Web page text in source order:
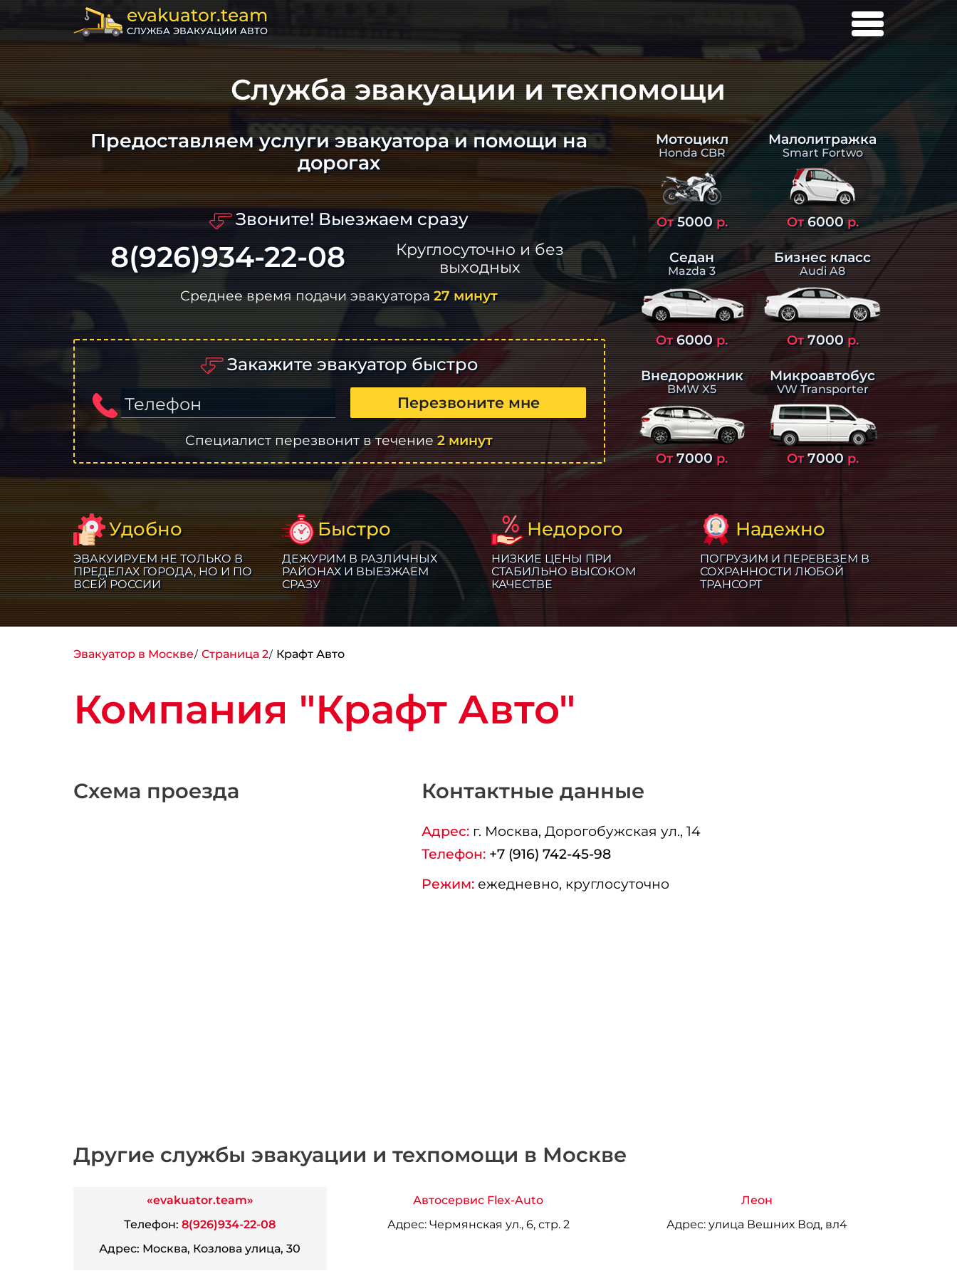
evakuator.team
СЛУЖБА ЭВАКУАЦИИ АВТО
Служба эвакуации и техпомощи
Предоставляем услуги эвакуатора и помощи на
дорогах
Звоните! Выезжаем сразу
8(926)934-22-08
Круглосуточно и без
выходных
Среднее время подачи эвакуатора27 минут
Закажите эвакуатор быстро
Телефон
Перезвоните мне
Специалист перезвонит в течение2 минут
Мотоцикл
Honda CBR
От5000р.
Малолитражка
Smart Fortwo
От6000р.
Седан
Mazda 3
От6000р.
Бизнес класс
Audi A8
От7000р.
Внедорожник
BMW X5
От7000р.
Микроавтобус
VW Transporter
От7000р.
Удобно
ЭВАКУИРУЕМ НЕ ТОЛЬКО В
ПРЕДЕЛАХ ГОРОДА, НО И ПО
ВСЕЙ РОССИИ
Быстро
ДЕЖУРИМ В РАЗЛИЧНЫХ
РАЙОНАХ И ВЫЕЗЖАЕМ
СРАЗУ
Недорого
НИЗКИЕ ЦЕНЫ ПРИ
СТАБИЛЬНО ВЫСОКОМ
КАЧЕСТВЕ
Надежно
ПОГРУЗИМ И ПЕРЕВЕЗЕМ В
СОХРАННОСТИ ЛЮБОЙ
ТРАНСОРТ
Эвакуатор в Москве Страница 2 Крафт Авто
Компания "Крафт Авто"
Схема проезда Контактные данные
Адрес:г. Москва, Дорогобужская ул., 14
Телефон: +7 (916) 742-45-98
Режим:ежедневно, круглосуточно
Другие службы эвакуации и техпомощи в Москве
«evakuator.team»
Телефон: 8(926)934-22-08
Адрес: Москва, Козлова улица, 30
Автосервис Flex-Auto
Адрес:Чермянская ул., 6, стр. 2
Леон
Адрес: улица Вешних Вод, вл4